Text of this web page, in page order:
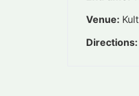
Venue:
Directions: